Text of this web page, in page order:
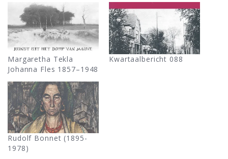
Margaretha Tekla
Johanna Fles 1857–1948
Kwartaalbericht 088
Rudolf Bonnet (1895-
1978)